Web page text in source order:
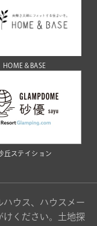
HOME＆BASE
丘ステイション
ハウス、ハウスメー
けください。土地探